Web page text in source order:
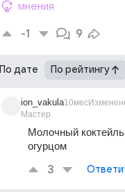
мнения
-1 9
По дате По рейтингу
ion_vakula
Мастер
10мес
Молочный
огурцом
3